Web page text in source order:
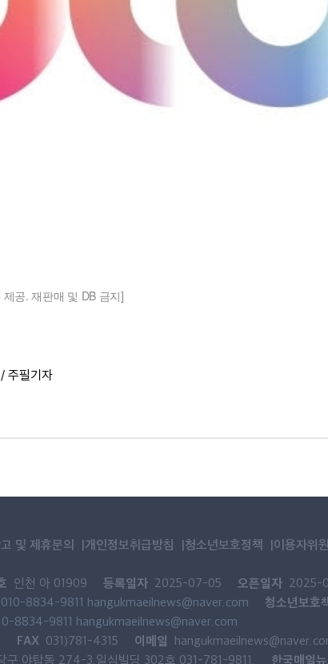
공. 재판매 및 DB 금지]
주필기자
및 제휴문의 개인정보취급방침 청소년보호정책 이용자위
인천 아 01909 등록일자 2025-07-05 오픈일자 2025-
010-8834-9811 hangukmaeilnews@naver.com 청소년보호
8834-9811 hangukmaeilnews@naver.com
FAX 031)781-4315 이메일
구 야탑동 274-3.일심빌딩 302호 031-781-9811. 한국매일